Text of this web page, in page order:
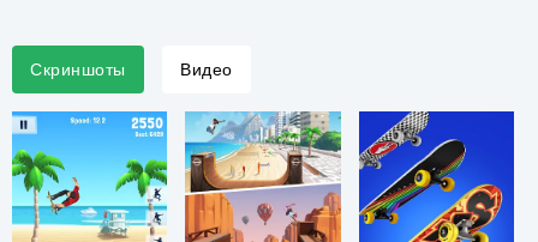
Скриншоты Видео